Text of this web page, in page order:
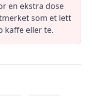
en ekstra dose
som et lett
kaffe eller te.